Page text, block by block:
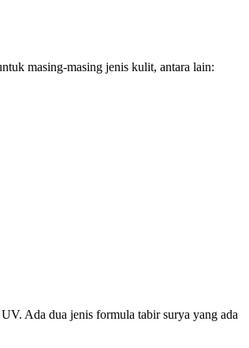
masing-masing jenis kulit, antara lain:
Ada dua jenis formula tabir surya yang ada